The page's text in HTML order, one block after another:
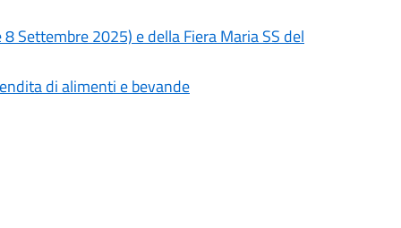
Settembre 2025) e della Fiera Maria SS del
di alimenti e bevande